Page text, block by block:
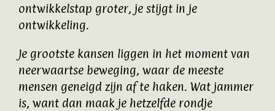
ontwikkelstap groter, je stijgt in je
ontwikkeling.
Je grootste kansen liggen in het moment van
neerwaartse beweging, waar de meeste
mensen geneigd zijn af te haken. Wat jammer
is, want dan maak je hetzelfde rondje